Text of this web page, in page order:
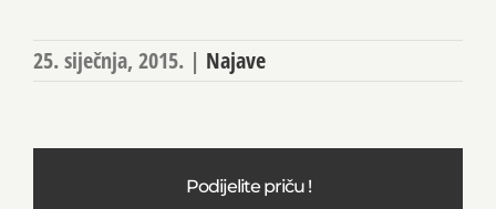
25. siječnja, 2015. | Najave
Podijelite priču !